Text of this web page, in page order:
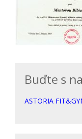
Buďte s
ASTORIA